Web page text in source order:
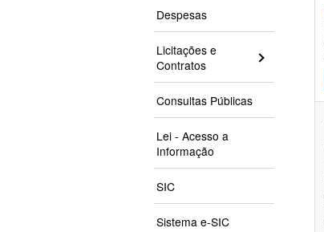
Despesas
Licitações e
Contratos
Consultas Públicas
Lei - Acesso a
Informação
SIC
Sistema e-SIC